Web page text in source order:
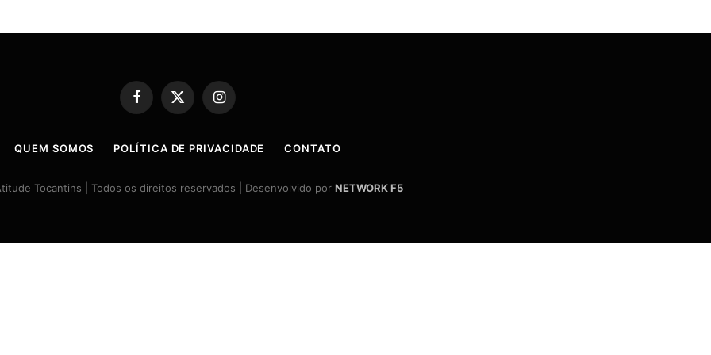
Facebook
X
(Twitter)
Instagram
QUEM SOMOS POLÍTICA DE PRIVACIDADE CONTATO
Tocantins | Todos os direitos reservados | Desenvolvido por NETWORK F5